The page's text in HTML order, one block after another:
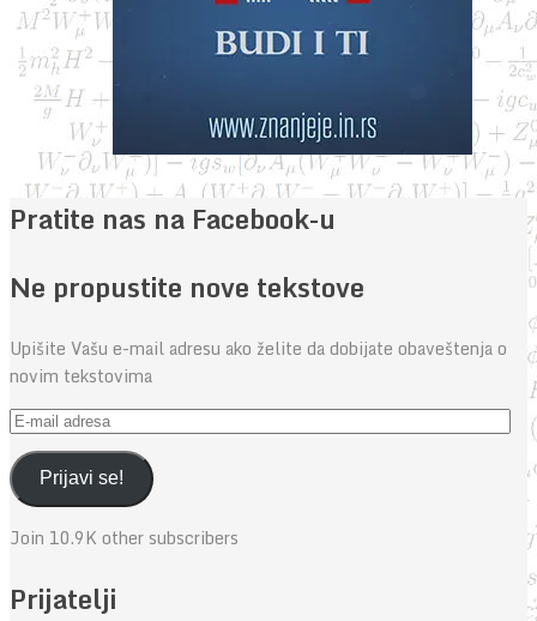
Pratite nas na Facebook-u
Ne propustite nove tekstove
Upišite Vašu e-mail adresu ako želite da dobijate obaveštenja o
novim tekstovima
E-
mail
adresaPrijavi se!
Join 10.9K other subscribers
Prijatelji